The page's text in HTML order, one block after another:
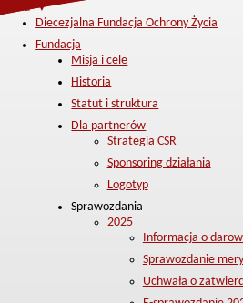
Menu ▼
Diecezjalna Fundacja Ochrony Życia
Fundacja
Misja i cele
Historia
Statut i struktura
Dla partnerów
Strategia CSR
Sponsoring działania
Logotyp
Sprawozdania
2025
Informacja o
Sprawozdanie
Uchwała o